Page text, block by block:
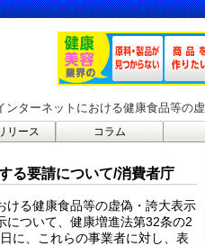
ンターネットにおける健康食品等の
リース コラム
る要請について/消費者庁
ける健康食品等の虚偽・誇大表示
ついて、健康増進法第32条の2
に、これらの事業者に対し、表